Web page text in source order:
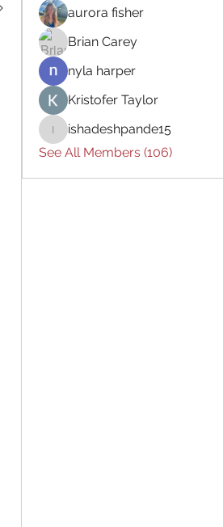
aurora fisher
Brian Carey
nyla harper
Kristofer Taylor
ishadeshpande15
ishadeshpande15
See All Members (106)